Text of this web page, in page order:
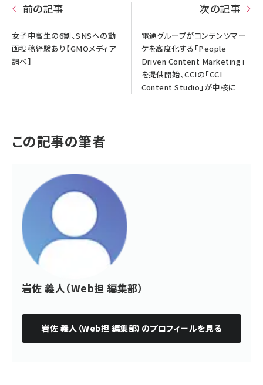
前の記事
女子中高生の6割、SNSへの動
画投稿経験あり【GMOメディア
調べ】
次の記事
電通グループがコンテンツマー
ケを高度化する「People
Driven Content Marketing」
を提供開始、CCIの「CCI
Content Studio」が中核に
この記事の筆者
岩佐 義人（Web担 編集部）
岩佐 義人（Web担 編集部） のプロフィールを見る